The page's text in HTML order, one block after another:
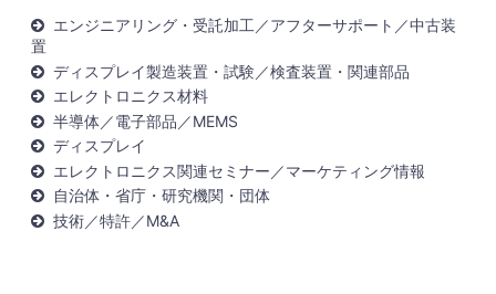
エンジニアリング・受託加工／アフターサポート／中古装
置
ディスプレイ製造装置・試験／検査装置・関連部品
エレクトロニクス材料
半導体／電子部品／MEMS
ディスプレイ
エレクトロニクス関連セミナー／マーケティング情報
自治体・省庁・研究機関・団体
技術／特許／M&A